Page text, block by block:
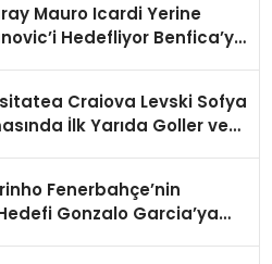
Mauro Icardi Yerine
Hedefliyor Benfica’ya
Craiova Levski Sofya
İlk Yarıda Goller ve
Fenerbahçe’nin
Gonzalo Garcia’ya